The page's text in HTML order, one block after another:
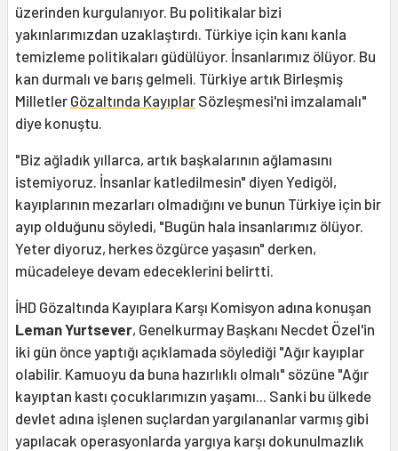
üzerinden kurgulanıyor. Bu politikalar bizi
yakınlarımızdan uzaklaştırdı. Türkiye için kanı kanla
temizleme politikaları güdülüyor. İnsanlarımız ölüyor. Bu
kan durmalı ve barış gelmeli. Türkiye artık Birleşmiş
Milletler Gözaltında Kayıplar Sözleşmesi'ni imzalamalı"
diye konuştu.
"Biz ağladık yıllarca, artık başkalarının ağlamasını
istemiyoruz. İnsanlar katledilmesin" diyen Yedigöl,
kayıplarının mezarları olmadığını ve bunun Türkiye için bir
ayıp olduğunu söyledi, "Bugün hala insanlarımız ölüyor.
Yeter diyoruz, herkes özgürce yaşasın" derken,
mücadeleye devam edeceklerini belirtti.
İHD Gözaltında Kayıplara Karşı Komisyon adına konuşan
Leman Yurtsever, Genelkurmay Başkanı Necdet Özel'in
iki gün önce yaptığı açıklamada söylediği "Ağır kayıplar
olabilir. Kamuoyu da buna hazırlıklı olmalı" sözüne "Ağır
kayıptan kastı çocuklarımızın yaşamı... Sanki bu ülkede
devlet adına işlenen suçlardan yargılananlar varmış gibi
yapılacak operasyonlarda yargıya karşı dokunulmazlık